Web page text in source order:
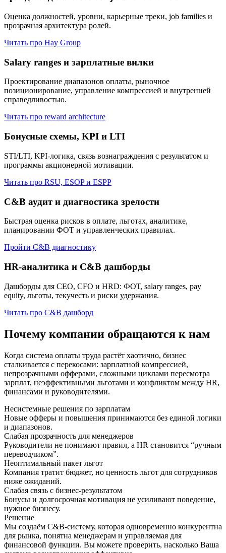
Оценка должностей, уровни, карьерные треки, job families и
прозрачная архитектура ролей.
Читать про Hay Group
Salary ranges и зарплатные вилки
Проектирование диапазонов оплаты, рыночное
позиционирование, управление компрессией и внутренней
справедливостью.
Читать про reward architecture
Бонусные схемы, KPI и LTI
STI/LTI, KPI-логика, связь вознаграждения с результатом и
программы акционерной мотивации.
Читать про RSU, ESOP и ESPP
C&B аудит и диагностика зрелости
Быстрая оценка рисков в оплате, льготах, аналитике,
планировании ФОТ и управленческих правилах.
Пройти C&B диагностику
HR-аналитика и C&B дашборды
Дашборды для CEO, CFO и HRD: ФОТ, salary ranges, pay
equity, льготы, текучесть и риски удержания.
Читать про C&B дашборд
Почему компании обращаются к нам
Когда система оплаты труда растёт хаотично, бизнес
сталкивается с перекосами: зарплатной компрессией,
непрозрачными офферами, сложными циклами пересмотра
зарплат, неэффективными льготами и конфликтом между HR,
финансами и руководителями.
Несистемные решения по зарплатам
Новые офферы и повышения принимаются без единой логики
и диапазонов.
Слабая прозрачность для менеджеров
Руководители не понимают правил, а HR становится “ручным
переводчиком”.
Неоптимальный пакет льгот
Компания тратит бюджет, но ценность льгот для сотрудников
ниже ожиданий.
Слабая связь с бизнес-результатом
Бонусы и долгосрочная мотивация не усиливают поведение,
нужное бизнесу.
Решение
Мы создаём C&B-систему, которая одновременно конкурентна
для рынка, понятна менеджерам и управляемая для
финансовой функции. Вы можете проверить, насколько Ваша